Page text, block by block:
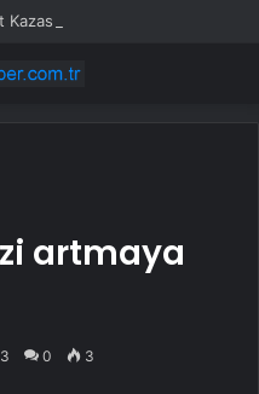
artmaya
0 3